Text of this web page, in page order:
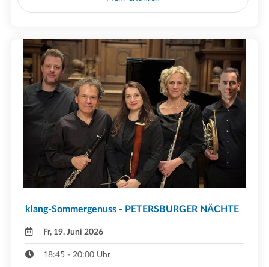
klang-Sommergenuss - PETERSBURGER NÄCHTE
Fr, 19. Juni 2026
18:45 - 20:00 Uhr